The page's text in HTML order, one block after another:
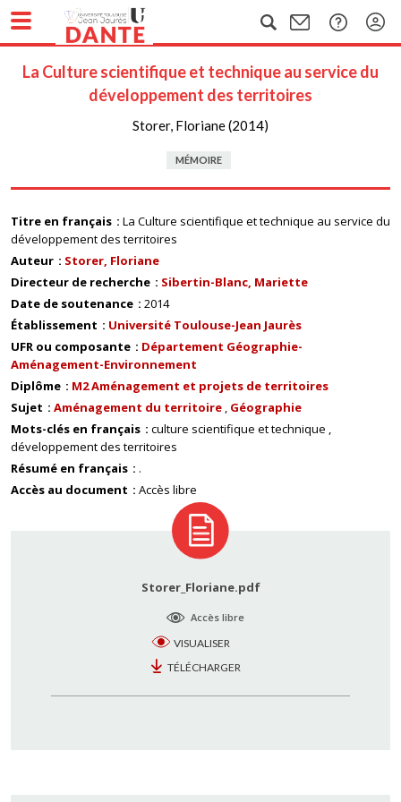
La Culture scientifique et technique au service du
développement des territoires
Storer, Floriane (2014)
MÉMOIRE
Titre en français
La Culture scientifique et technique au service du
développement des territoires
Auteur
Storer, Floriane
Directeur de recherche
Sibertin-Blanc, Mariette
Date de soutenance
2014
Établissement
Université Toulouse-Jean Jaurès
UFR ou composante
Département Géographie-
Aménagement-Environnement
Diplôme
M2 Aménagement et projets de territoires
Sujet
Aménagement du territoire Géographie
Mots-clés en français
culture scientifique et technique
développement des territoires
Résumé en français
.
Accès au document
Accès libre
Storer_Floriane.pdf
Accès libre
VISUALISER
TÉLÉCHARGER